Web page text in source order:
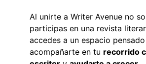
Al unirte a Writer Avenue no
participas en una revista
accedes a un espacio
acompañarte en tu recorrido